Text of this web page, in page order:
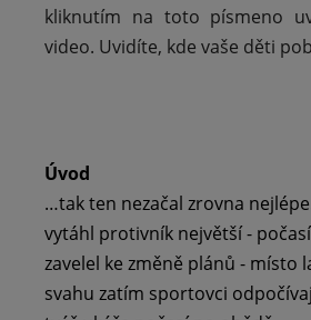
kliknutím na toto písmeno
video. Uvidíte, kde vaše děti
Úvod
…tak ten nezačal zrovna
vytáhl protivník největší -
zavelel ke změně plánů - místo
svahu zatím sportovci